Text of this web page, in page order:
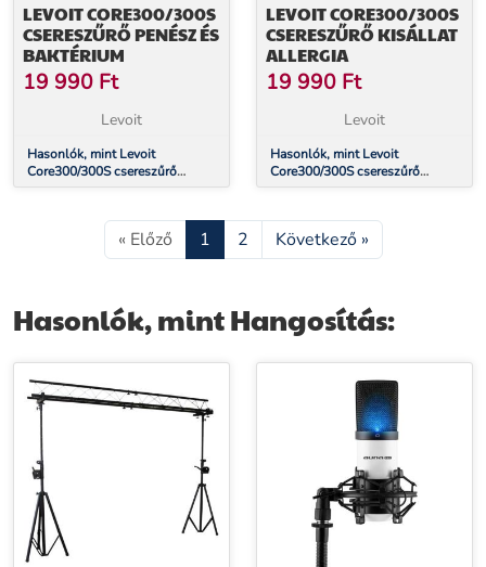
LEVOIT CORE300/300S
CSERESZŰRŐ PENÉSZ ÉS
BAKTÉRIUM
19 990 Ft
Levoit
Hasonlók, mint Levoit
Core300/300S csereszűrő
Penész és Baktérium
LEVOIT CORE300/300S
CSERESZŰRŐ KISÁLLAT
ALLERGIA
19 990 Ft
Levoit
Hasonlók, mint Levoit
Core300/300S csereszűrő
Kisállat Allergia
« Előző 1 2 Következő »
Hasonlók, mint Hangosítás: